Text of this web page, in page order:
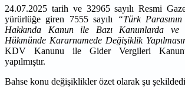
24.07.2025 tarih ve 32965 sayılı Resmi
yürürlüğe giren 7555 sayılı
“Türk
Hakkında Kanun ile Bazı Kanunlarda ve
Hükmünde Kararnamede Değişiklik
KDV Kanunu ile Gider Vergileri
yapılmıştır.
Bahse konu değişiklikler özet olarak şu